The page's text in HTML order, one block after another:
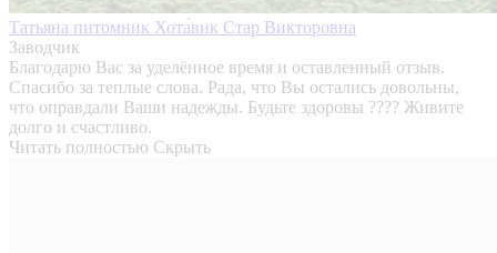
Татьяна питомник Хота́вик Стар Викторовна
Заводчик
Благодарю Вас за уделённое время и оставленный отзыв.
Спасибо за теплые слова. Рада, что Вы остались довольны,
что оправдали Ваши надежды. Будьте здоровы ???? Живите
долго и счастливо.
Читать полностью Скрыть